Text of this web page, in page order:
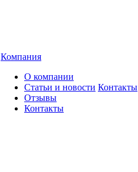
Компания
О компании
Статьи и новости
Отзывы
Контакты
Контакты